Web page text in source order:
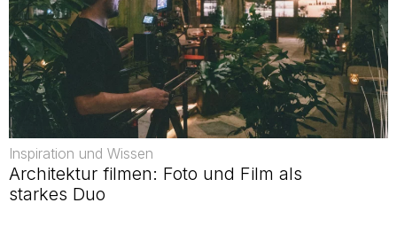
Inspiration und Wissen
Architektur filmen: Foto und Film als
starkes Duo